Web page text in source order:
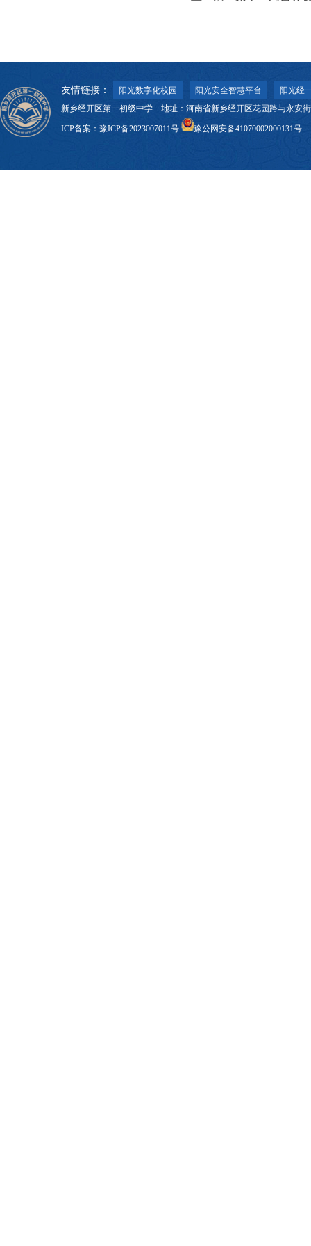
友情链接： 阳光数字化校园 阳光安全智慧平台
阳光经
新乡经开区第一初级中学 地址：河南省新乡经开区花园路与永安
ICP备案： 豫ICP备2023007011号 豫公网安备41070002000131号